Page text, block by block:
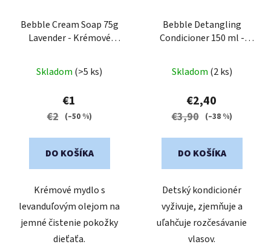
Bebble Cream Soap 75g
Lavender - Krémové
olejom
Skladom (>5 ks)
€1
€2 (–50 %)
DO KOŠÍKA
Krémové mydlo s
levanduľovým olejom na
jemné čistenie pokožky
dieťaťa.
Bebble Detangling
Condicioner 150 ml -
rozčesávanie vlasov
Bebble
Skladom (2 ks)
€2,40
€3,90 (–38 %)
DO KOŠÍKA
Detský kondicionér
vyživuje, zjemňuje a
uľahčuje rozčesávanie
vlasov.